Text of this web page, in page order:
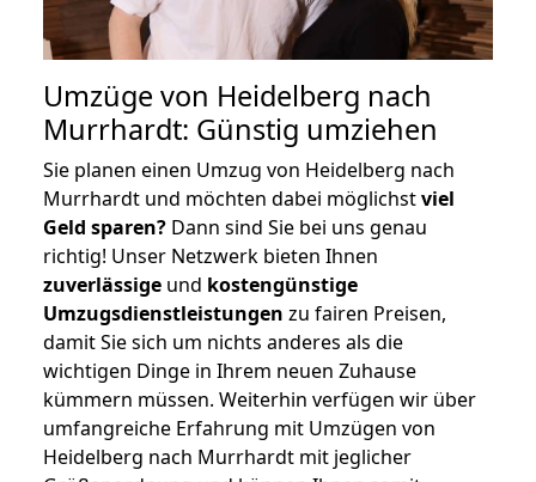
Umzüge von Heidelberg nach
Murrhardt: Günstig umziehen
Sie planen einen Umzug von Heidelberg nach
Murrhardt und möchten dabei möglichstviel
Geld sparen? Dann sind Sie bei uns genau
richtig! Unser Netzwerk bieten Ihnen
zuverlässige und kostengünstige
Umzugsdienstleistungen zu fairen Preisen,
damit Sie sich um nichts anderes als die
wichtigen Dinge in Ihrem neuen Zuhause
kümmern müssen. Weiterhin verfügen wir über
umfangreiche Erfahrung mit Umzügen von
Heidelberg nach Murrhardt mit jeglicher